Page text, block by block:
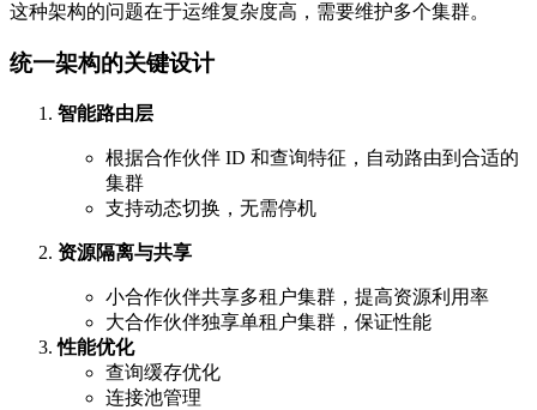
这种架构的问题在于运维复杂度高，需要维护多个集群。
统一架构的关键设计
智能路由层
根据合作伙伴 ID 和查询特征，自动路由到合适的
集群
支持动态切换，无需停机
资源隔离与共享
小合作伙伴共享多租户集群，提高资源利用率
大合作伙伴独享单租户集群，保证性能
性能优化
查询缓存优化
连接池管理